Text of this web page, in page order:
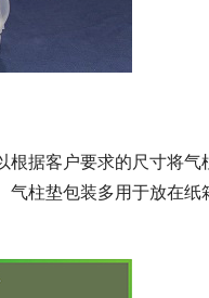
据客户要求的尺寸将
气柱垫包装多用于放在